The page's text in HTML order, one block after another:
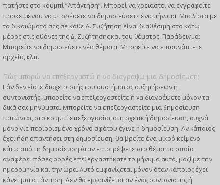
πατήστε στο κουμπί “Απάντηση”. Μπορεί να χρειαστεί να εγγραφείτε
προκειμένου να μπορέσετε να δημοσιεύσετε ένα μήνυμα. Μια λίστα με
τα δικαιώματά σας σε κάθε Δ. Συζήτηση είναι διαθέσιμη στο κάτω
μέρος στις οθόνες της Δ. Συζήτησης και του θέματος. Παράδειγμα:
Μπορείτε να δημοσιεύετε νέα θέματα, Μπορείτε να επισυνάπτετε
αρχεία, κλπ.
Πώς μπορώ να επεξεργαστώ ή να διαγράψω μια δημοσίευση;
Εάν δεν είστε διαχειριστής του συστήματος συζητήσεων ή
συντονιστής, μπορείτε να επεξεργαστείτε ή να διαγράψετε μόνον τα
δικά σας μηνύματα. Μπορείτε να επεξεργαστείτε μια δημοσίευση
πατώντας στο κουμπί επεξεργασίας στη σχετική δημοσίευση, συχνά
μόνο για περιορισμένο χρόνο αφότου έγινε η δημοσίευση. Αν κάποιος
έχει ήδη απαντήσει στη δημοσίευση, θα βρείτε ένα μικρό κείμενο
κάτω από τη δημοσίευση όταν επιστρέψετε στο θέμα, το οποίο
αναφέρει πόσες φορές επεξεργαστήκατε το μήνυμα αυτό, μαζί με την
ημερομηνία και την ώρα. Αυτό εμφανίζεται μόνον όταν κάποιος έχει
κάνει μια απάντηση. Δεν θα εμφανίζεται αν ένας συντονιστής ή